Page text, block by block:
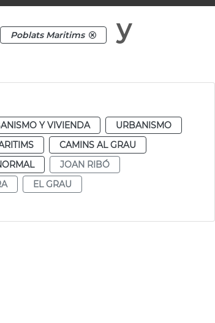
Poblats Maritims
y
Y VIVIENDA
URBANISMO
CAMINS AL GRAU
JOAN RIBÓ
EL GRAU